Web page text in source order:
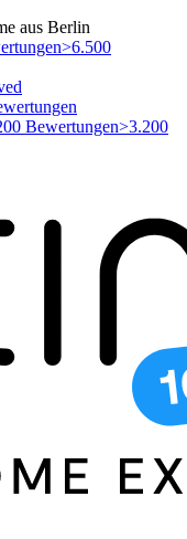
aus Berlin
>6.500
>3.200